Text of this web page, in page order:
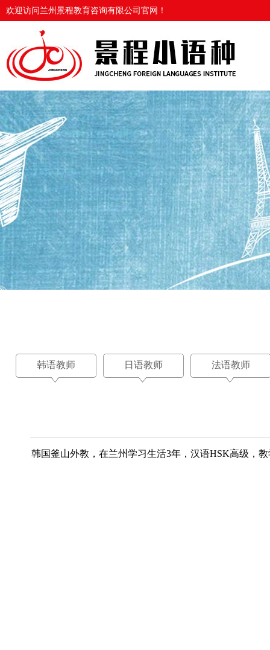
韩语教师 日语教师 法语教师
韩国釜山外教，在兰州学习生活3年，汉语HSK高级，